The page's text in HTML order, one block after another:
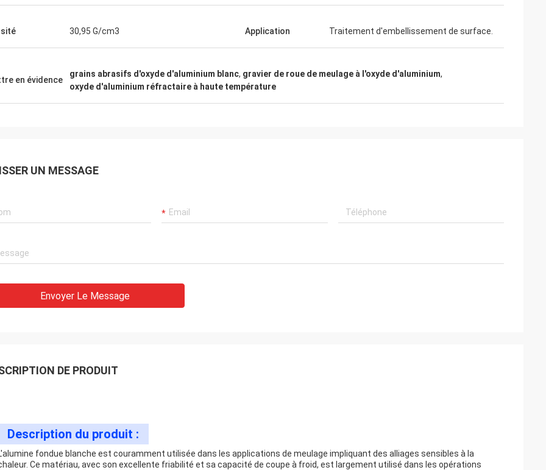
30,95 G/cm3 Application Traitement d'embellissement de surface.
en évidence
grains abrasifs d'oxyde d'aluminium blanc, gravier de roue de meulage à l'oxyde d'aluminium,
oxyde d'aluminium réfractaire à haute température
UN MESSAGE
Envoyer Le Message
DE PRODUIT
Description du produit :
fondue blanche est couramment utilisée dans les applications de meulage impliquant des alliages sensibles à la
Ce matériau, avec son excellente friabilité et sa capacité de coupe à froid, est largement utilisé dans les opérations